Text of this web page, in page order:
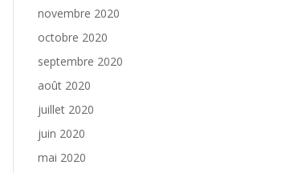
novembre 2020
octobre 2020
septembre 2020
août 2020
juillet 2020
juin 2020
mai 2020